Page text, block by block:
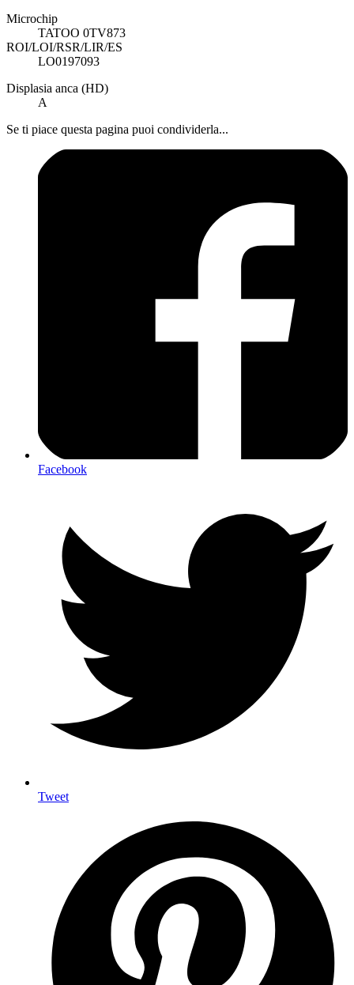
Microchip
TATOO 0TV873
ROI/LOI/RSR/LIR/ES
LO0197093
Displasia anca (HD)
A
Se ti piace questa pagina puoi condividerla...
Facebook
Tweet